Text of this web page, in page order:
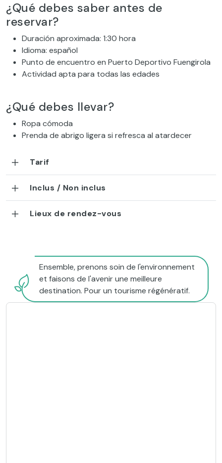
¿Qué debes saber antes de
reservar?
Duración aproximada: 1:30 hora
Idioma: español
Punto de encuentro en Puerto Deportivo Fuengirola
Actividad apta para todas las edades
¿Qué debes llevar?
Ropa cómoda
Prenda de abrigo ligera si refresca al atardecer
Tarif
Inclus / Non inclus
Lieux de rendez-vous
Ensemble, prenons soin de l'environnement
et faisons de l'avenir une meilleure
destination. Pour un tourisme régénératif.